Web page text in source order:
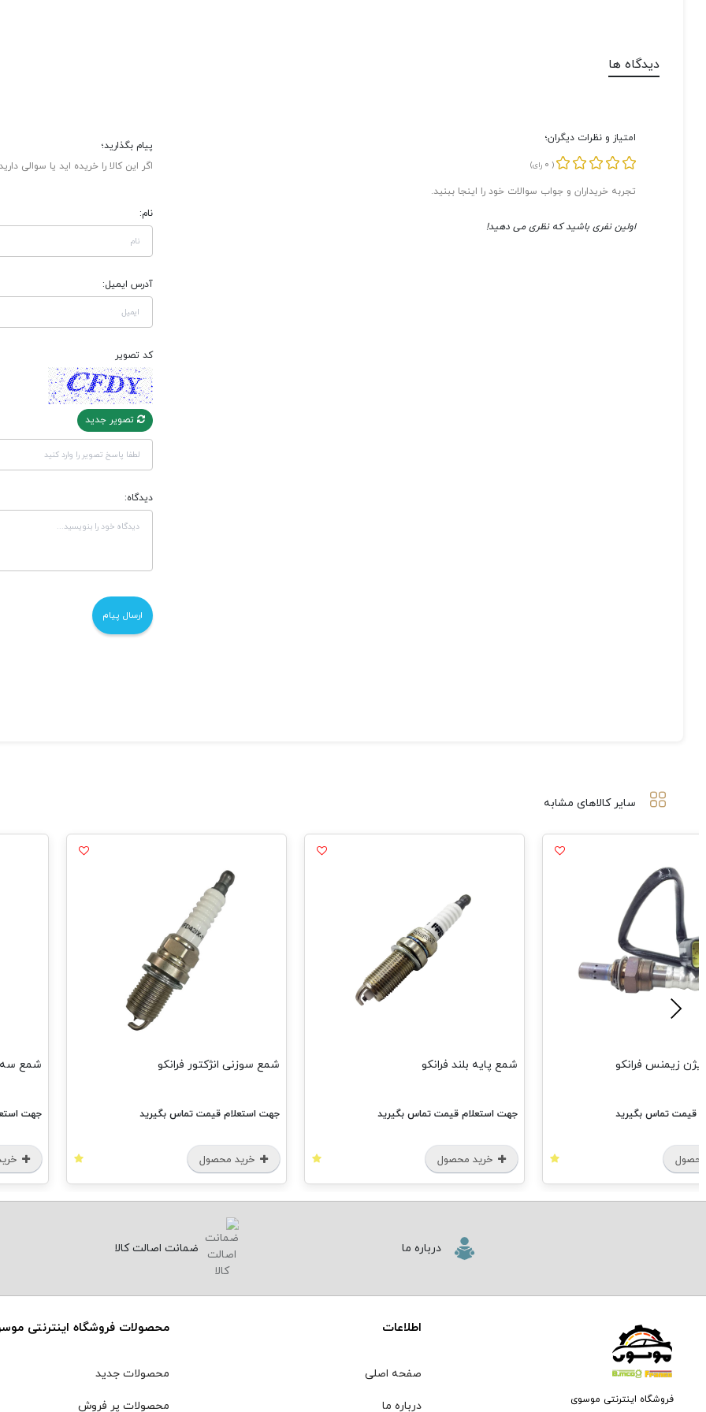
دیدگاه ها
امتیاز و نظرات دیگران؛
(
0 رای)
تجربه خریداران و جواب سوالات خود را اینجا ببنید.
اولین نفری باشید که نظری می دهید!
پیام بگذارید؛
اگر این کالا را خریده اید یا سوالی
نام:
آدرس ایمیل:
کد تصویر
تصویر جدید
دیدگاه:
سایر کالاهای مشابه
زیمنس فرانکو
قیمت تماس بگیرید
شمع پایه بلند فرانکو
جهت استعلام قیمت تماس بگیرید
خرید محصول
شمع سوزنی انژکتور فرانکو
جهت استعلام قیمت تماس بگیرید
خرید محصول
شمع سه
جهت
درباره ما ضمانت اصالت کالا
فروشگاه اینترنتی موسوی
اطلاعات
صفحه اصلی
درباره ما
محصولات فروشگاه اینترنتی
محصولات جدید
محصولات پر فروش